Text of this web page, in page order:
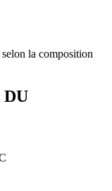
la composition
DU